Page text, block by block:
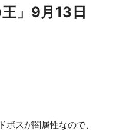
」9月13日
スが闇属性なので、